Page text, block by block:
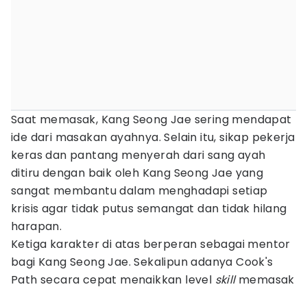
Saat memasak, Kang Seong Jae sering mendapat
ide dari masakan ayahnya. Selain itu, sikap pekerja
keras dan pantang menyerah dari sang ayah
ditiru dengan baik oleh Kang Seong Jae yang
sangat membantu dalam menghadapi setiap
krisis agar tidak putus semangat dan tidak hilang
harapan.
Ketiga karakter di atas berperan sebagai mentor
bagi Kang Seong Jae. Sekalipun adanya Cook's
Path secara cepat menaikkan level skillmemasak